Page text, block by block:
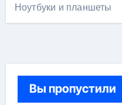
Ноутбуки и планшеты
Вы пропустили